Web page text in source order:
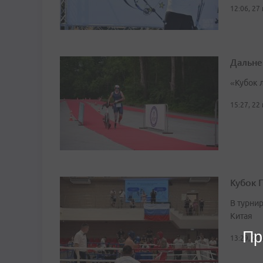
12:06,
«Кубок
15:27,
Кубок
В
Китая
13:29,